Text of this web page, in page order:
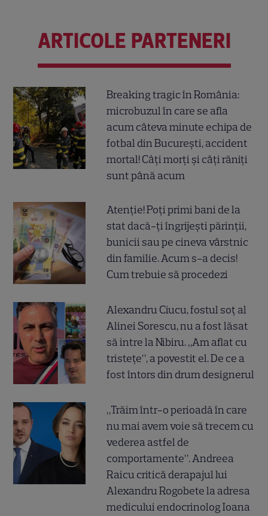
ARTICOLE PARTENERI
Breaking tragic în România:
microbuzul în care se afla
acum câteva minute echipa de
fotbal din București, accident
mortal! Câți morți și câți răniți
sunt până acum
Atenție! Poți primi bani de la
stat dacă-ți îngrijești părinții,
bunicii sau pe cineva vârstnic
din familie. Acum s-a decis!
Cum trebuie să procedezi
Alexandru Ciucu, fostul soț al
Alinei Sorescu, nu a fost lăsat
să intre la Nibiru. „Am aflat cu
tristețe”, a povestit el. De ce a
fost întors din drum designerul
„Trăim într-o perioadă în care
nu mai avem voie să trecem cu
vederea astfel de
comportamente”. Andreea
Raicu critică derapajul lui
Alexandru Rogobete la adresa
medicului endocrinolog Ioana